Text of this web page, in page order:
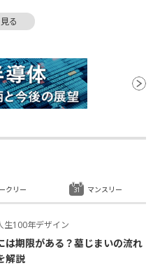
る
生100年デザイン
は期限がある？墓じまいの流れ
解説
クリー マンスリー